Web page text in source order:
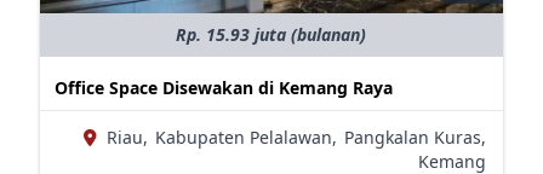
Rp. 15.93 juta (bulanan)
Office Space Disewakan di Kemang Raya
Riau, Kabupaten Pelalawan, Pangkalan Kuras,
Kemang